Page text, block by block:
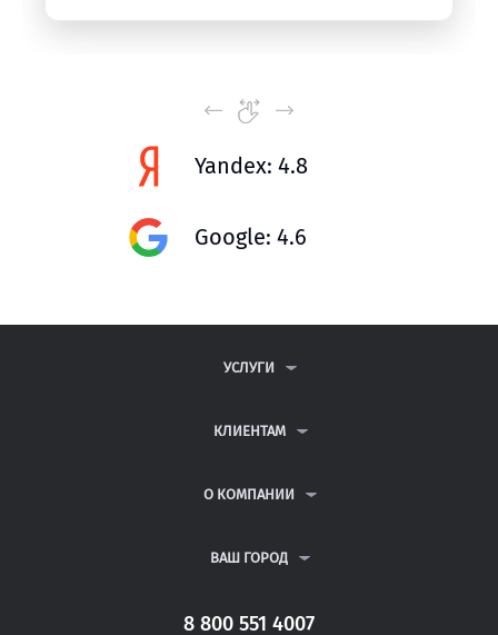
Yandex: 4.8
Google: 4.6
УСЛУГИ
ДИПЛОМНЫЕ РАБОТЫ
РЕФЕРАТЫ
КЛИЕНТАМ
ВОПРОСЫ И ОТВЕТЫ
ПОЛИТИКА КОНФИДЕНЦИАЛЬНОСТИ
О КОМПАНИИ
КОНТАКТЫ
ВАШ ГОРОД
САНКТ-ПЕТЕРБУРГ
8 800 551 4007